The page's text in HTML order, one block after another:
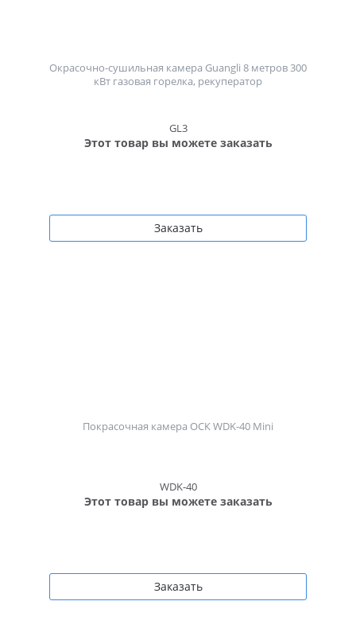
Окрасочно-сушильная камера Guangli 8 метров 300
кВт газовая горелка, рекуператор
GL3
Этот товар вы можете заказать
Заказать
Покрасочная камера ОСК WDK-40 Mini
WDK-40
Этот товар вы можете заказать
Заказать